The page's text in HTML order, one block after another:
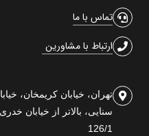
تماس با ما
ارتباط با مشاورین
تهران، خیابان کریمخان،
سنایی، بالاتر از خیابان
126/1